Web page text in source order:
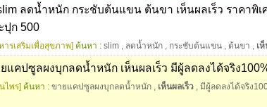
ลดน้ำหนัก กระชับต้นแขน ต้นขา เห็นผลเร็ว ราคาพิเ
ปุก 500
ารเสริมเพื่อสุขภาพ] ค้นหา : slim , ลดน้ำหนัก , กระชับต้นแขน , ต้นขา , เ
แคปซูลผงบุกลดน้ำหนัก เห็นผลเร็ว มีผู้ลดลงได้จริง
ไพร] ค้นหา : ขายแคปซูลผงบุกลดน้ำหนัก , เห็นผลเร็ว , มีผู้ลดลงได้จริง